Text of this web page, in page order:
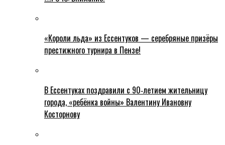
«Короли льда» из Ессентуков — серебряные призёры
престижного турнира в Пензе!
В Ессентуках поздравили с 90‑летием жительницу
города, «ребёнка войны» Валентину Ивановну
Косторнову